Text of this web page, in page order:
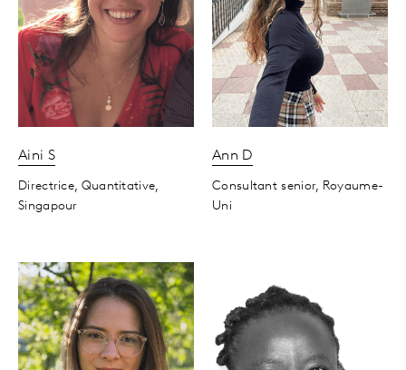
Aini S
Directrice, Quantitative,
Singapour
Ann D
Consultant senior, Royaume-
Uni